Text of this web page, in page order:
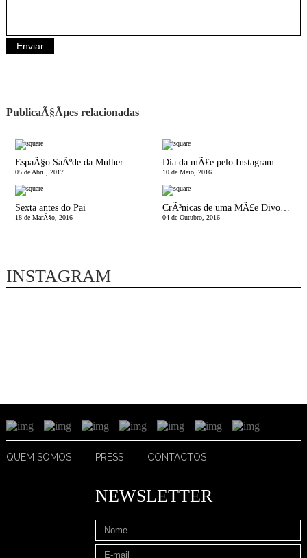
PublicaÃ§Ãµes relacionadas
05 de Abril, 2017
Dia da mÃ£e pelo Instagram
10 de Maio, 2016
Sexta antes do Pai
18 de MarÃ§o, 2016
CrÃ³nicas de uma MÃ£e Divorciada | 35 Ã© melhor que 20!
04 de Outubro, 2016
INSTAGRAM
QUEM SOMOS PRESS CONTACTOS
NEWSLETTER